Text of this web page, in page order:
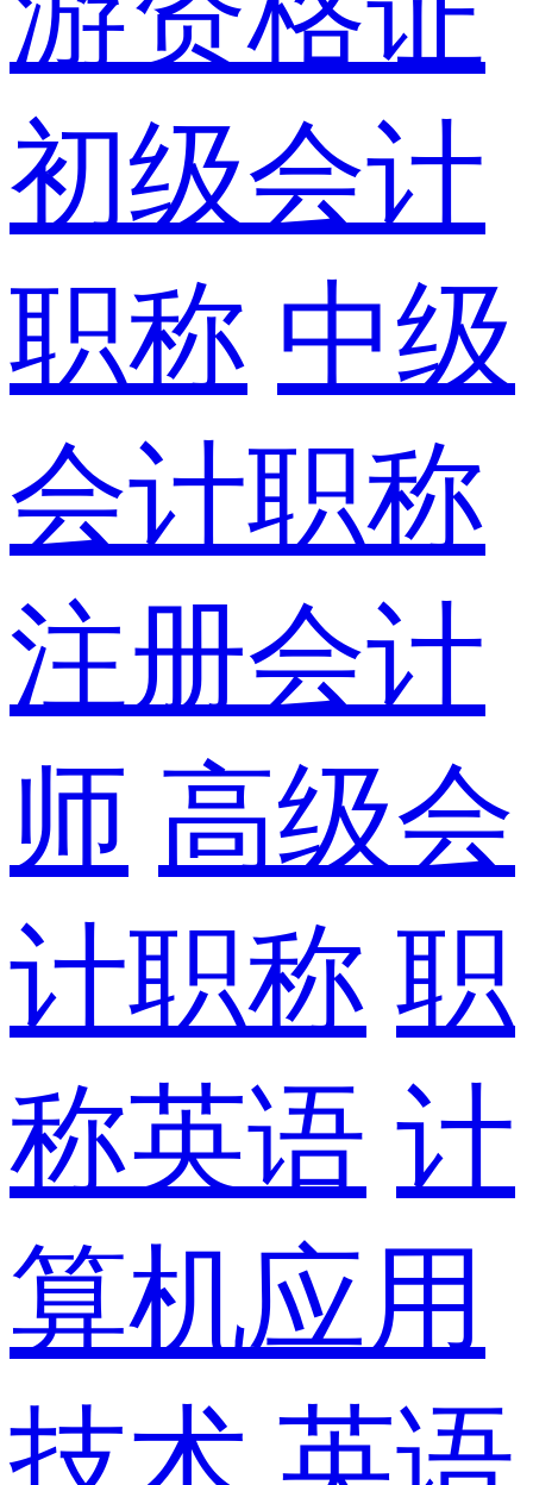
初级会计
职称 中级
会计职称
注册会计
师 高级会
计职称 职
称英语 计
算机应用